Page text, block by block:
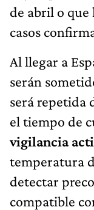
de abril o
casos
Al llegar a
serán
será repetida
el tiempo de
vigilancia
temperatura
detectar
compatible